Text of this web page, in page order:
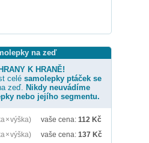
na zeď
K HRANĚ!
celé samolepky ptáček se
zeď. Nikdy neuvádíme
nebo jejího segmentu.
× výška) vaše cena: 112 Kč
× výška) vaše cena: 137 Kč